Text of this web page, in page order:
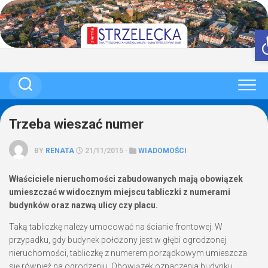
Skip
to
content
Trzeba wieszać numer
BY RENATA 21/11/2015 · WIADOMOŚCI
Właściciele nieruchomości zabudowanych mają obowiązek
umieszczać w widocznym miejscu tabliczki z numerami
budynków oraz nazwą ulicy czy placu.
Taką tabliczkę należy umocować na ścianie frontowej. W
przypadku, gdy budynek położony jest w głębi ogrodzonej
nieruchomości, tabliczkę z numerem porządkowym umieszcza